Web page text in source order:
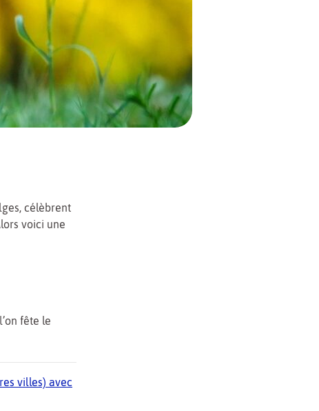
célèbrent
voici une
fête le
villes) avec